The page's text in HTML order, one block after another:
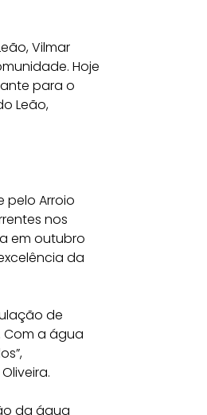
Vilmar
Hoje
para o
Leão,
Arroio
nos
em outubro
da
de
Com a água
da água